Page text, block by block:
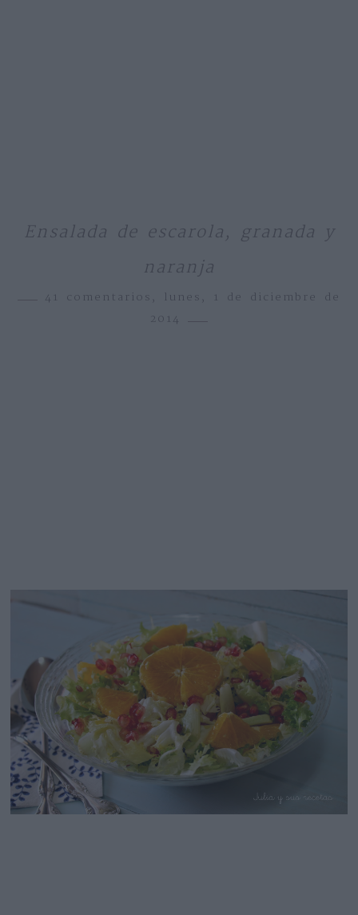
Ensalada de escarola, granada y
naranja
41 comentarios, lunes, 1 de diciembre de
2014